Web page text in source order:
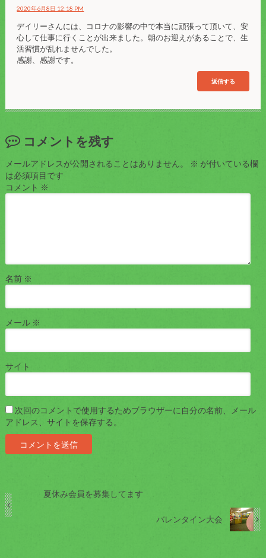
2020年6月8日 12:18 PM
デイリーさんには、コロナの影響の中で本当に頑張って頂いて、安
心して仕事に行くことが出来ました。朝のお迎えがあることで、生
活習慣が乱れませんでした。
感謝、感謝です。
返信する
コメントを残す
メールアドレスが公開されることはありません。 ※ が付いている欄
は必須項目です
コメント ※
名前 ※
メール ※
サイト
次回のコメントで使用するためブラウザーに自分の名前、メール
アドレス、サイトを保存する。
夏休み会員を募集してます
バレンタイン大会